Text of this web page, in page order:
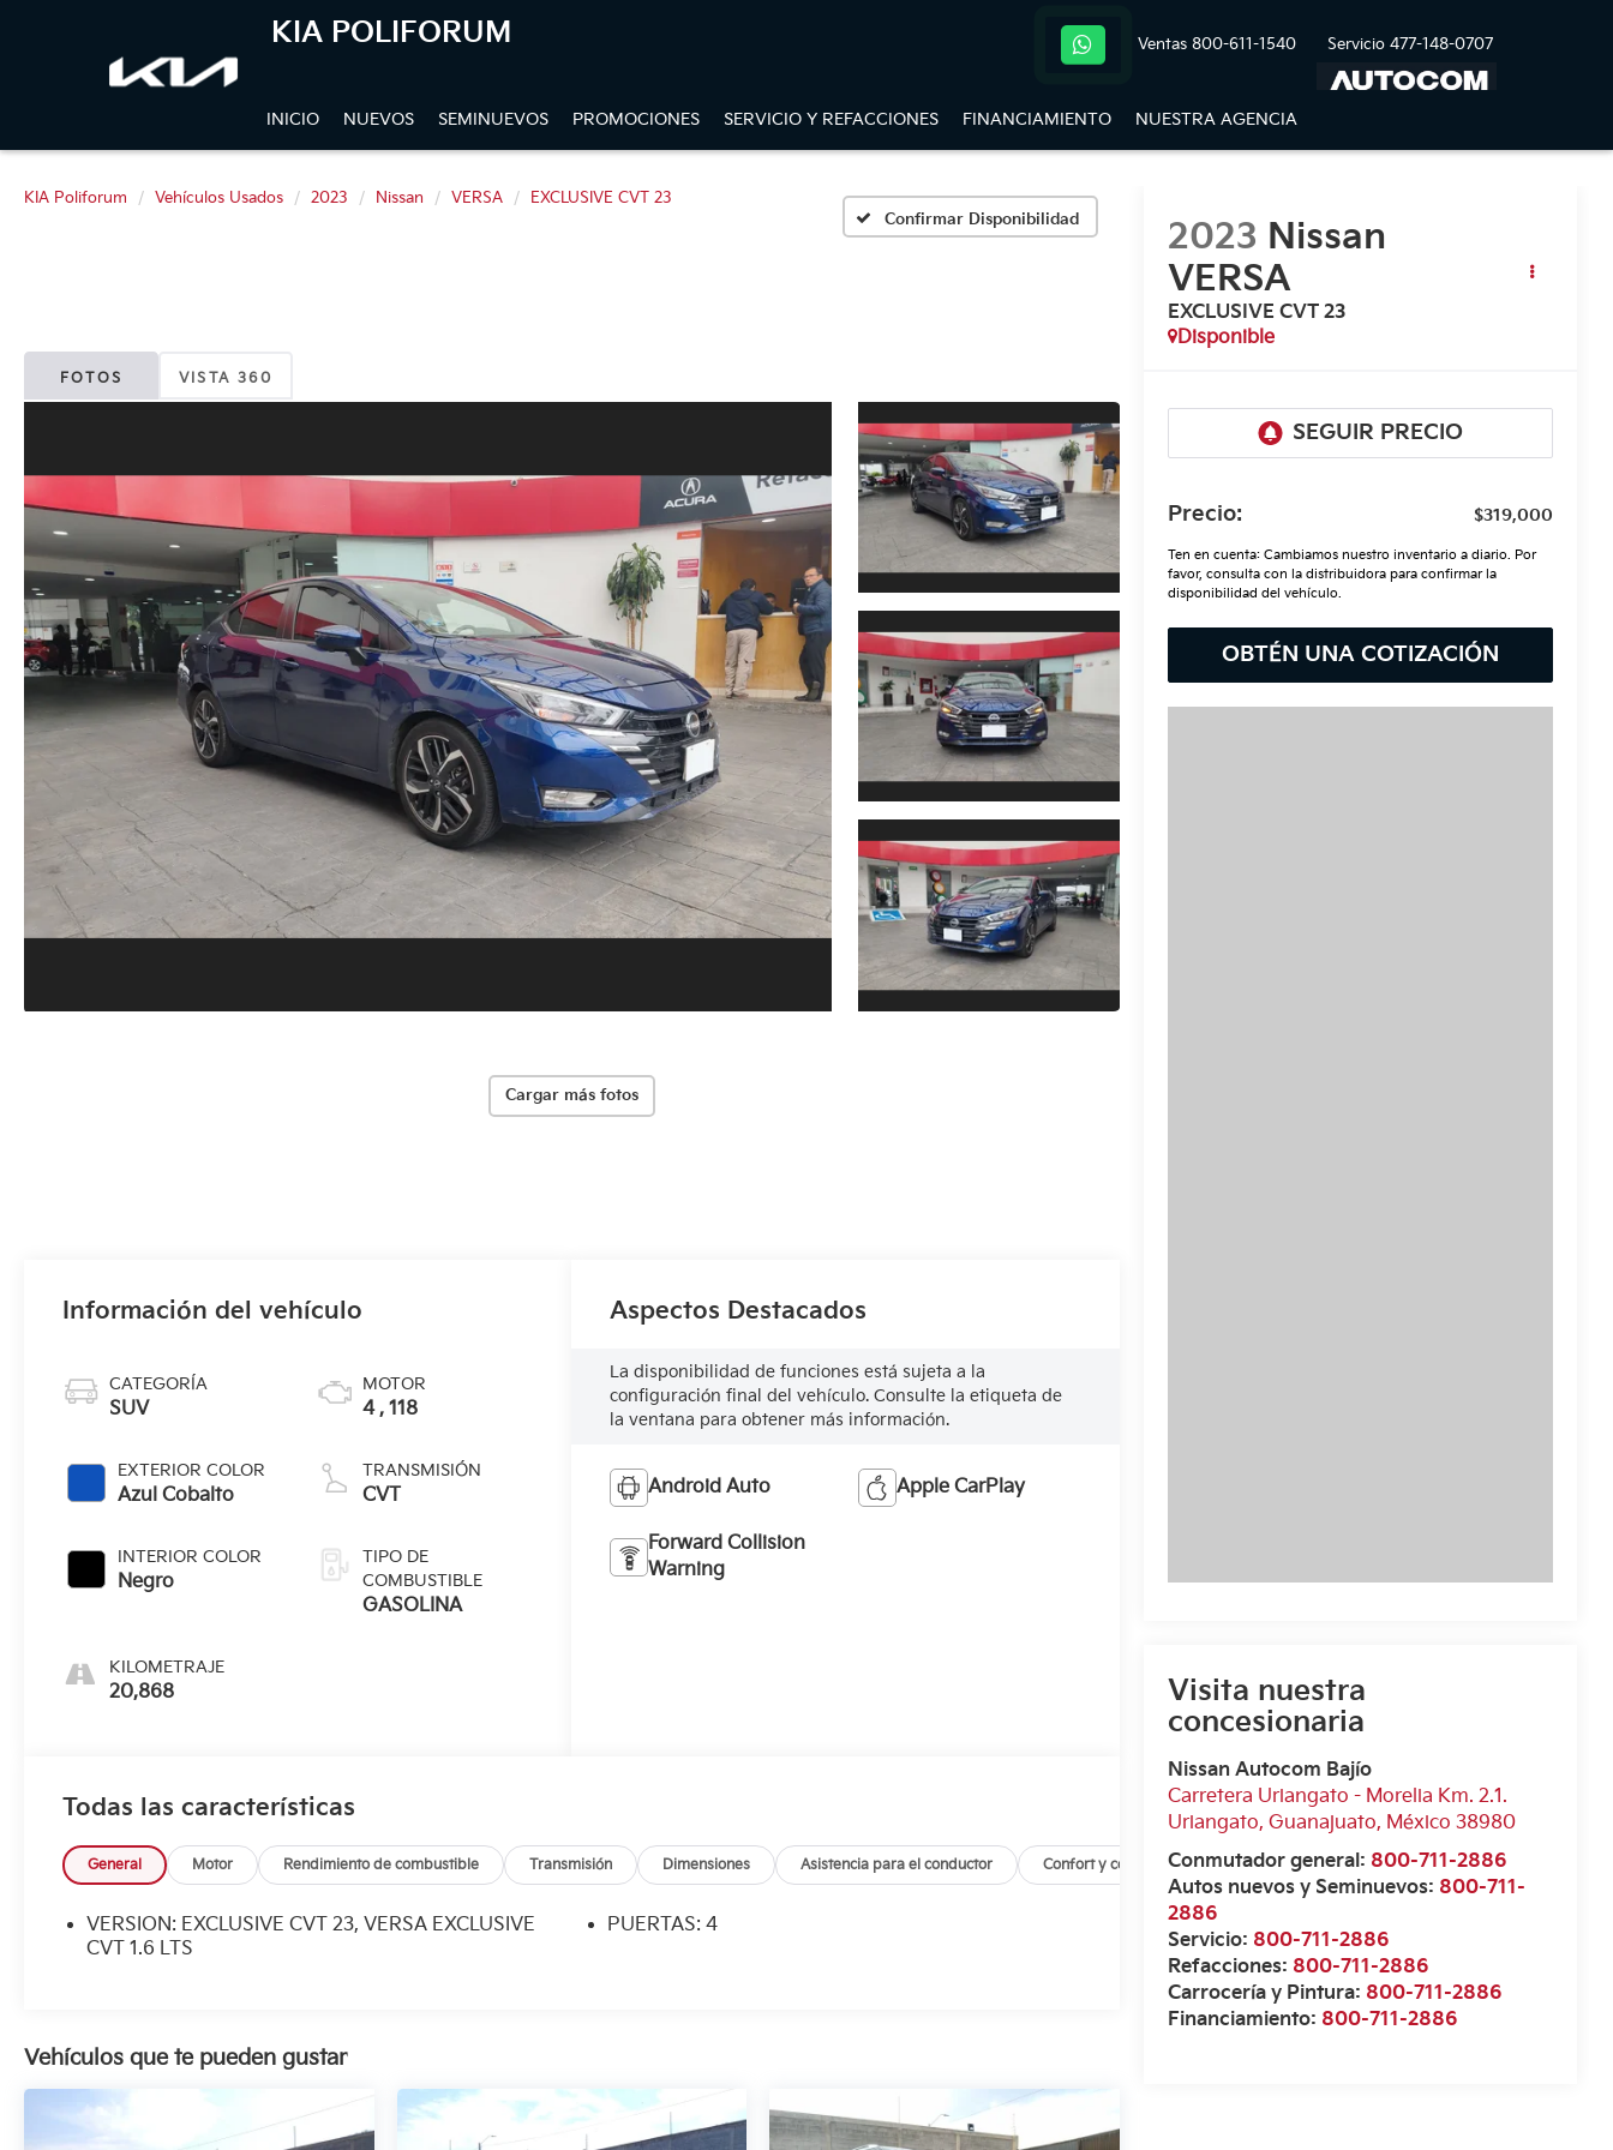
KIA POLIFORUM Ventas 800-611-1540 Servicio 477-148-0707
INICIO NUEVOS SEMINUEVOS PROMOCIONES SERVICIO Y REFACCIONES FINANCIAMIENTO NUESTRA AGENCIA
KIA Poliforum Vehículos Usados 2023 Nissan VERSA
EXCLUSIVE CVT 23
Confirmar Disponibilidad
FOTOS VISTA 360
Cargar más fotos
2023 Nissan
VERSA
EXCLUSIVE CVT 23
Disponible
Precio: $319,000
Ten en cuenta: Cambiamos nuestro inventario a diario. Por
favor, consulta con la distribuidora para confirmar la
disponibilidad del vehículo.
OBTÉN UNA COTIZACIÓN
Visita nuestra
concesionaria
Nissan Autocom Bajío
Carretera Uriangato - Morelia Km. 2.1.
Uriangato, Guanajuato, México 38980
Conmutador general: 800-711-2886
Autos nuevos y Seminuevos: 800-711-
2886
Servicio: 800-711-2886
Refacciones: 800-711-2886
Carrocería y Pintura: 800-711-2886
Financiamiento: 800-711-2886
Información del vehículo
CATEGORÍA
SUV
EXTERIOR COLOR
Azul Cobalto
INTERIOR COLOR
Negro
KILOMETRAJE
20,868
MOTOR
4 , 118
TRANSMISIÓN
CVT
TIPO DE
COMBUSTIBLE
GASOLINA
Aspectos Destacados
La disponibilidad de funciones está sujeta a la
configuración final del vehículo. Consulte la etiqueta de
la ventana para obtener más información.
Android Auto Apple CarPlay
Forward Collision
Warning
Todas las características
General Motor Rendimiento de combustible Transmisión Dimensiones Asistencia para el conductor Confort y conveniencia Exterior Infoentretenimiento
VERSION: EXCLUSIVE CVT 23, VERSA EXCLUSIVE
CVT 1.6 LTS
PUERTAS: 4
Vehículos que te pueden gustar